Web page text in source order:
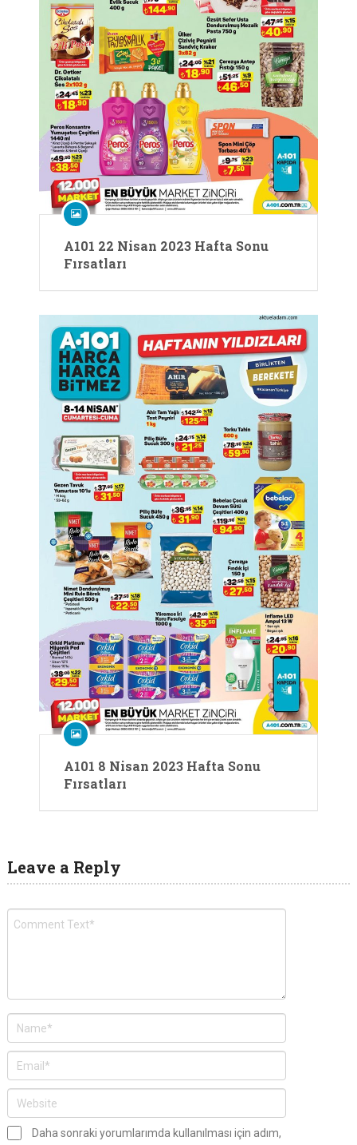
A101 22 Nisan 2023 Hafta Sonu
Fırsatları
A101 8 Nisan 2023 Hafta Sonu
Fırsatları
Leave a Reply
Daha sonraki yorumlarımda kullanılması için adım,